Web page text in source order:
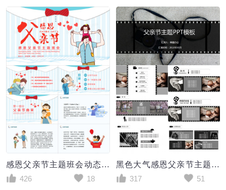
感恩父亲节主题班会动态PPT模板
426
18
黑色大气感恩父亲节主题PPT模板
317
51